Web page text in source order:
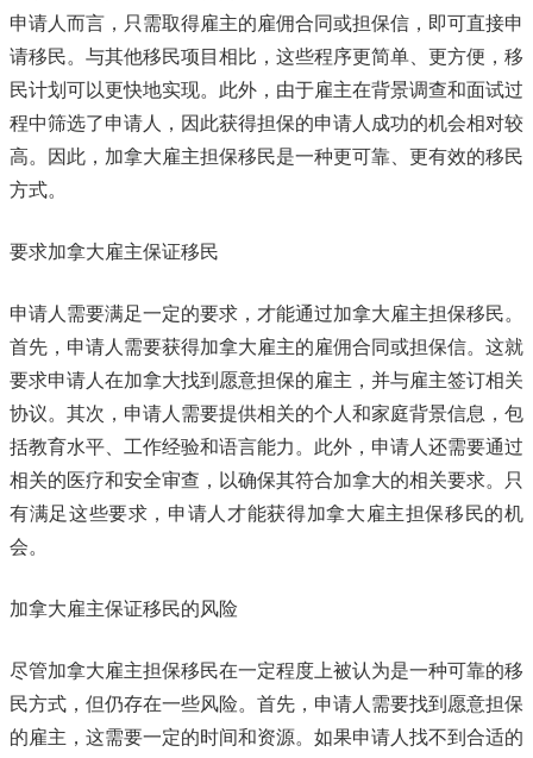
申请人而言，只需取得雇主的雇佣合同或担保信，即可直接申
请移民。与其他移民项目相比，这些程序更简单、更方便，移
民计划可以更快地实现。此外，由于雇主在背景调查和面试过
程中筛选了申请人，因此获得担保的申请人成功的机会相对较
高。因此，加拿大雇主担保移民是一种更可靠、更有效的移民
方式。
要求加拿大雇主保证移民
申请人需要满足一定的要求，才能通过加拿大雇主担保移民。
首先，申请人需要获得加拿大雇主的雇佣合同或担保信。这就
要求申请人在加拿大找到愿意担保的雇主，并与雇主签订相关
协议。其次，申请人需要提供相关的个人和家庭背景信息，包
括教育水平、工作经验和语言能力。此外，申请人还需要通过
相关的医疗和安全审查，以确保其符合加拿大的相关要求。只
有满足这些要求，申请人才能获得加拿大雇主担保移民的机
会。
加拿大雇主保证移民的风险
尽管加拿大雇主担保移民在一定程度上被认为是一种可靠的移
民方式，但仍存在一些风险。首先，申请人需要找到愿意担保
的雇主，这需要一定的时间和资源。如果申请人找不到合适的